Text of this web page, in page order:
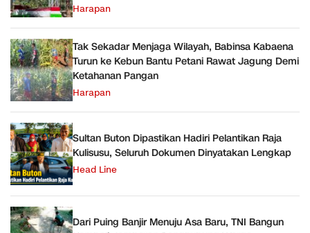
Harapan
Tak Sekadar Menjaga Wilayah, Babinsa Kabaena
Turun ke Kebun Bantu Petani Rawat Jagung Demi
Ketahanan Pangan
Harapan
Sultan Buton Dipastikan Hadiri Pelantikan Raja
Kulisusu, Seluruh Dokumen Dinyatakan Lengkap
Head Line
Dari Puing Banjir Menuju Asa Baru, TNI Bangun